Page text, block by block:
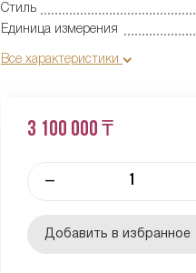
Стиль
Единица измерения
Все характеристики
3 100 000 ₸
–
Добавить в избранное